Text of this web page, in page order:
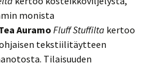
monista
Auramo Fluff Stuffilta kertoo
tekstiilitäytteen
Tilaisuuden